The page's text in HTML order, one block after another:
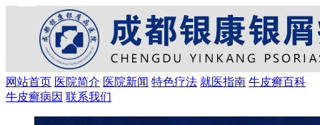
网站首页 医院简介 医院新闻 特色疗法 就医指南 牛皮癣百科
牛皮癣病因 联系我们